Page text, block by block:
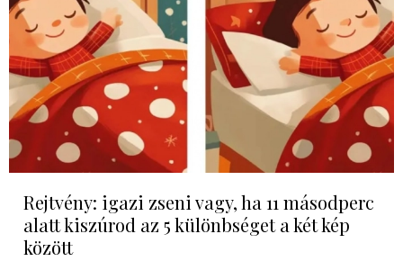
Rejtvény: igazi zseni vagy, ha 11 másodperc
alatt kiszúrod az 5 különbséget a két kép
között